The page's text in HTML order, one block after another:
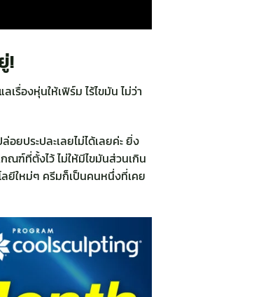
!
องหุ่นให้เฟิร์ม ไร้ไขมัน ไม่ว่า
อยประปละเลยไม่ได้เลยค่ะ ยิ่ง
ณฑ์ที่ตั้งไว้ ไม่ให้มีไขมันส่วนเกิน
ยีใหม่ๆ ครีมก็เป็นคนหนึ่งที่เคย